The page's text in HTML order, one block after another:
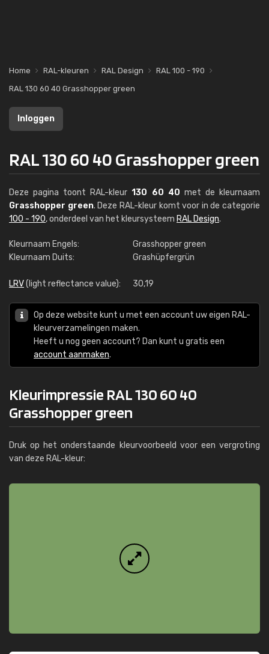
Home RAL-kleuren RAL Design
RAL 100 - 190
RAL 130 60 40 Grasshopper green
Inloggen
RAL 130 60 40 Grasshopper green
Deze pagina toont RAL-kleur130 60 40 met de kleurnaam
Grasshopper green. Deze RAL-kleur komt voor in de categorie
100 - 190, onderdeel van het kleursysteem RAL Design.
Kleurnaam Engels:
Grasshopper green
Kleurnaam Duits:
Grashüpfergrün
LRV(light reflectance value): 30,19
Op deze website kunt u met een account uw eigen RAL-
kleurverzamelingen maken.
Heeft u nog geen account? Dan kunt u gratis een
account aanmaken.
Kleurimpressie RAL 130 60 40
Grasshopper green
Druk op het onderstaande kleurvoorbeeld voor een vergroting
van deze RAL-kleur: